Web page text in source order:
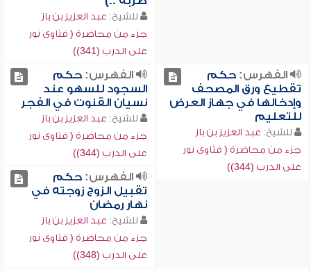
للشيخ: عبد العزيز بن باز
جزء من محاضرة ( فتاوى نور
على الدرب (341))
الفهرس:حكم
تقطيع ورق المصحف
وإدخالها في جهاز العرض
للتعليم
للشيخ: عبد العزيز بن باز
جزء من محاضرة ( فتاوى نور
على الدرب (344))
الفهرس:حكم
السجود للسهو عند
نسيان القنوت في الفجر
للشيخ: عبد العزيز بن باز
جزء من محاضرة ( فتاوى نور
على الدرب (344))
الفهرس:حكم
تقبيل الزوج زوجته في
نهار رمضان
للشيخ: عبد العزيز بن باز
جزء من محاضرة ( فتاوى نور
على الدرب (348))